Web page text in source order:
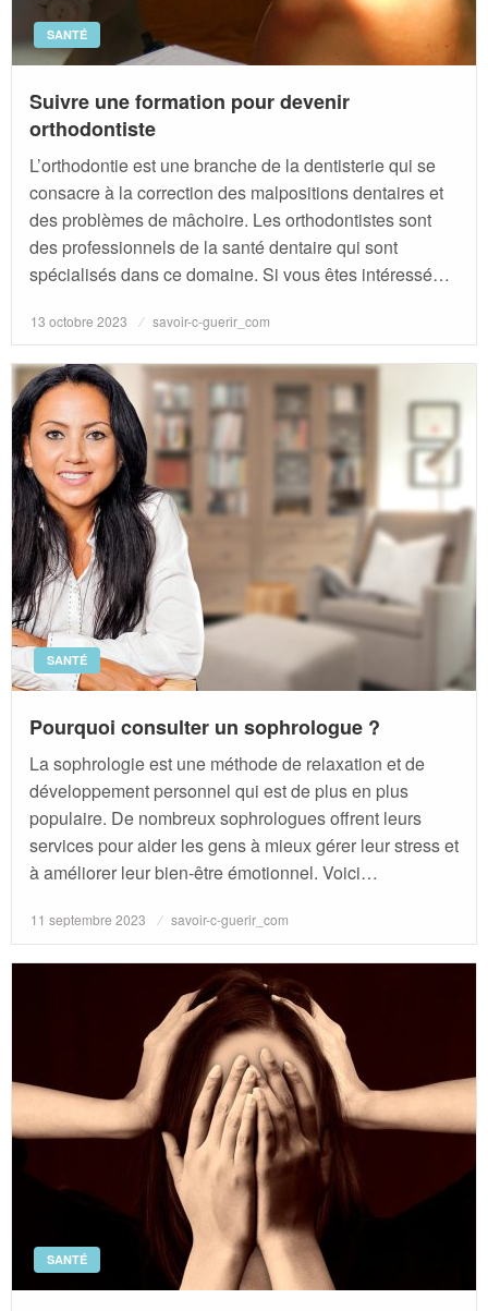
SANTÉ
Suivre une formation pour devenir
orthodontiste
L’orthodontie est une branche de la dentisterie qui se
consacre à la correction des malpositions dentaires et
des problèmes de mâchoire. Les orthodontistes sont
des professionnels de la santé dentaire qui sont
spécialisés dans ce domaine. Si vous êtes intéressé…
Posted
13 octobre 2023 savoir-c-guerir_com
SANTÉ
Pourquoi consulter un sophrologue ?
La sophrologie est une méthode de relaxation et de
développement personnel qui est de plus en plus
populaire. De nombreux sophrologues offrent leurs
services pour aider les gens à mieux gérer leur stress et
à améliorer leur bien-être émotionnel. Voici…
Posted
11 septembre 2023 savoir-c-guerir_com
SANTÉ